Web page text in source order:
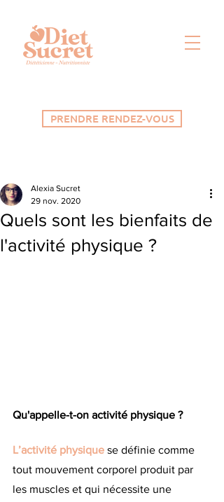
PRENDRE RENDEZ-VOUS
Quels sont les bienfaits de
l'activité physique ?
Alexia Sucret
29 nov. 2020
Qu'appelle-t-on activité physique ?
L’activité physique se définie comme
tout mouvement corporel produit par
les muscles et qui nécessite une